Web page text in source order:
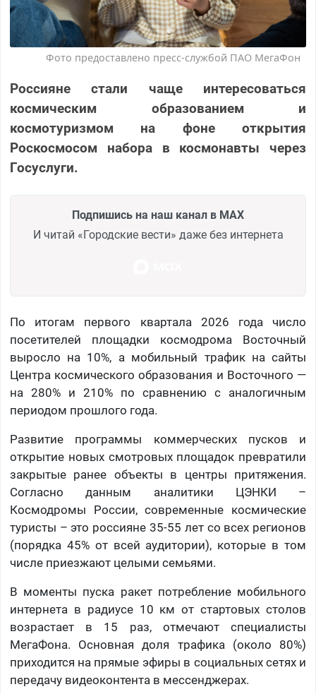
Фото предоставлено пресс-службой ПАО МегаФон
Россияне стали чаще интересоваться
космическим образованием и
космотуризмом на фоне открытия
Роскосмосом набора в космонавты через
Госуслуги.
Подпишись на наш канал в MAX
И читай «Городские вести» даже без интернета
По итогам первого квартала 2026 года число
посетителей площадки космодрома Восточный
выросло на 10%, а мобильный трафик на сайты
Центра космического образования и Восточного —
на 280% и 210% по сравнению с аналогичным
периодом прошлого года.
Развитие программы коммерческих пусков и
открытие новых смотровых площадок превратили
закрытые ранее объекты в центры притяжения.
Согласно данным аналитики ЦЭНКИ –
Космодромы России, современные космические
туристы – это россияне 35-55 лет со всех регионов
(порядка 45% от всей аудитории), которые в том
числе приезжают целыми семьями.
В моменты пуска ракет потребление мобильного
интернета в радиусе 10 км от стартовых столов
возрастает в 15 раз, отмечают специалисты
МегаФона. Основная доля трафика (около 80%)
приходится на прямые эфиры в социальных сетях и
передачу видеоконтента в мессенджерах.